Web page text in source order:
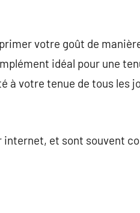
votre goût de
idéal pour une
à votre tenue de tous les
et sont souvent